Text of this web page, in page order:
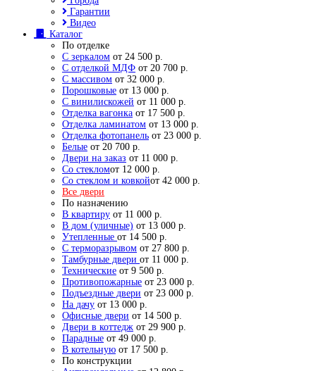
Гарантии
Видео
Каталог
По отделке
С зеркалом от 24 500 р.
С отделкой МДФ от 20 700 р.
С массивом от 32 000 р.
Порошковые от 13 000 р.
С винилискожей от 11 000 р.
Отделка вагонка от 17 500 р.
Отделка ламинатом от 13 000 р.
Отделка фотопанель от 23 000 р.
Белые от 20 700 р.
Двери на заказ от 11 000 р.
Со стекломот 12 000 р.
Со стеклом и ковкойот 42 000 р.
Все двери
По назначению
В квартиру от 11 000 р.
В дом (уличные) от 13 000 р.
Утепленные от 14 500 р.
С терморазрывом от 27 800 р.
Тамбурные двери от 11 000 р.
Технические от 9 500 р.
Противопожарные от 23 000 р.
Подъездные двери от 23 000 р.
На дачу от 13 000 р.
Офисные двери от 14 500 р.
Двери в коттедж от 29 900 р.
Парадные от 49 000 р.
В котельную от 17 500 р.
По конструкции